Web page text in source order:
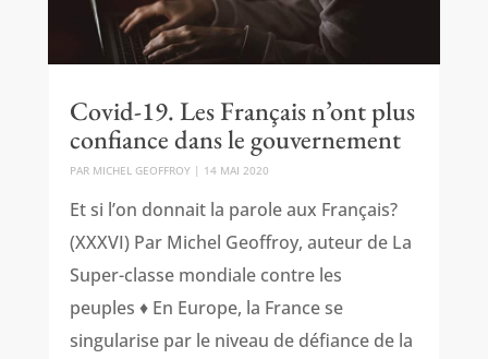
Covid-19. Les Français n’ont plus
confiance dans le gouvernement
PAR MICHEL GEOFFROY| 14 MAI 2020
Et si l’on donnait la parole aux Français?
(XXXVI) Par Michel Geoffroy, auteur de La
Super-classe mondiale contre les
peuples ♦ En Europe, la France se
singularise par le niveau de défiance de la